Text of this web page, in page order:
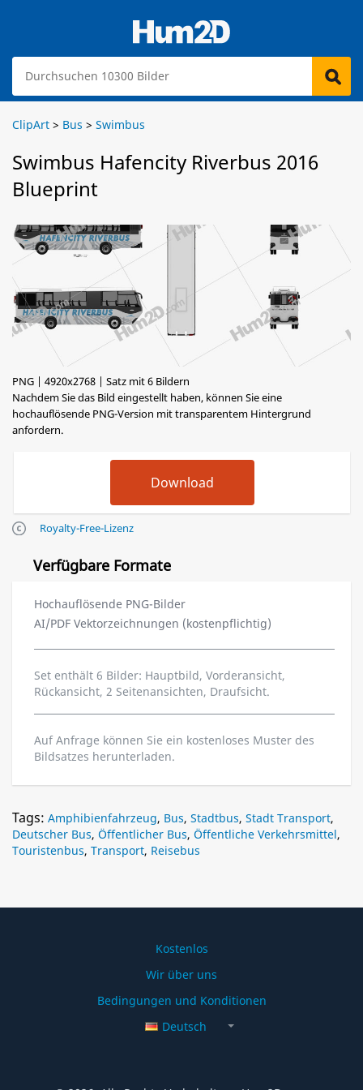
ClipArt > Bus > Swimbus
Swimbus Hafencity Riverbus 2016
Blueprint
PNG | 4920x2768 | Satz mit 6 Bildern
Nachdem Sie das Bild eingestellt haben, können Sie eine
hochauflösende PNG-Version mit transparentem Hintergrund
anfordern.
Royalty-Free-Lizenz
Verfügbare Formate
Hochauflösende PNG-Bilder
AI/PDF Vektorzeichnungen (kostenpflichtig)
Set enthält 6 Bilder: Hauptbild, Vorderansicht,
Rückansicht, 2 Seitenansichten, Draufsicht.
Auf Anfrage können Sie ein kostenloses Muster des
Bildsatzes herunterladen.
Tags: Amphibienfahrzeug, Bus, Stadtbus, Stadt Transport,
Deutscher Bus, Öffentlicher Bus, Öffentliche Verkehrsmittel,
Touristenbus, Transport, Reisebus
Kostenlos
Wir über uns
Bedingungen und Konditionen
Deutsch